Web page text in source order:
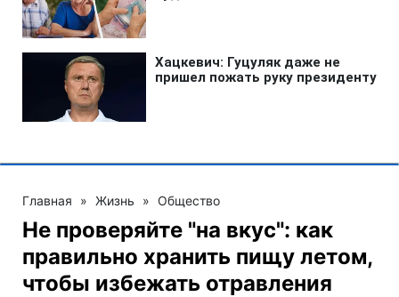
Главная » Жизнь » Общество
Не проверяйте "на вкус": как
правильно хранить пищу летом,
чтобы избежать отравления